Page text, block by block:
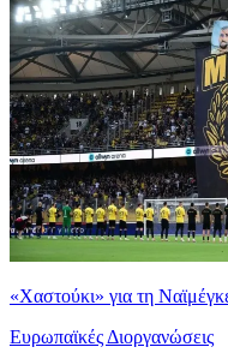
«Χαστούκι» για τη
Ευρωπαϊκές Διοργανώσεις